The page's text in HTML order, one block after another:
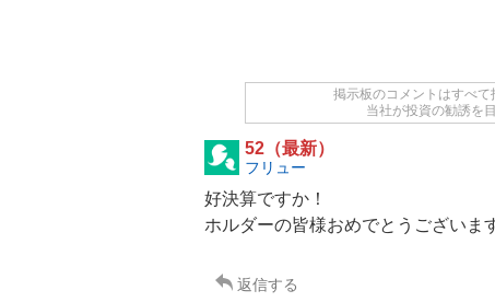
子
見
3
3
.
%
掲示板のコメントはすべて
当社が投資の勧誘を
52（最新）
フリュー
好決算ですか！
ホルダーの皆様おめでとうございま
返信する